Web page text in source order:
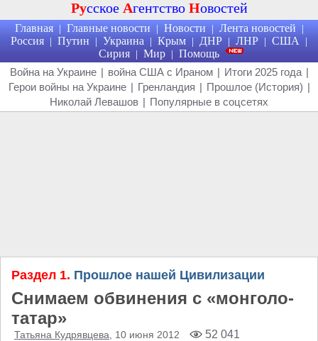
Русское Агентство Новостей
Главная | Главные новости | Новости | Лента новостей |
Россия | Путин | Украина | Крым | ДНР | ЛНР | США |
Сирия | Мир | Помощь
Война на Украине | война США с Ираном | Итоги 2025 года |
Герои войны на Украине | Гренландия | Прошлое (История) |
Николай Левашов | Популярные в соцсетях
Раздел 1. Прошлое нашей Цивилизации
Снимаем обвинения с «монголо-
татар»
Татьяна Кудрявцева , 10 июня 2012 52 041